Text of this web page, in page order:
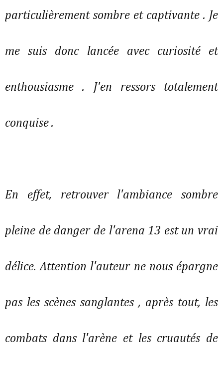
particulièrement sombre et captivante . Je
me suis donc lancée avec curiosité et
enthousiasme . J'en ressors totalement
conquise .
En effet, retrouver l'ambiance sombre
pleine de danger de l'arena 13 est un vrai
délice. Attention l'auteur ne nous épargne
pas les scènes sanglantes , après tout, les
combats dans l'arène et les cruautés de